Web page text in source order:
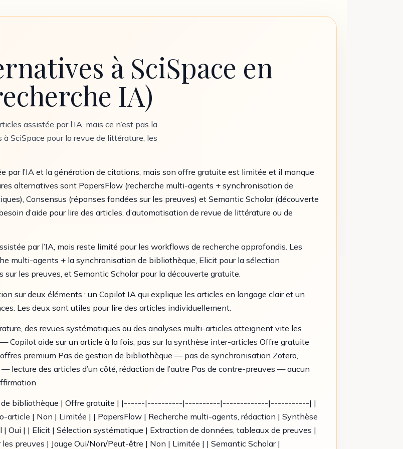
à SciSpace en
IA)
assistée par l’IA, mais ce n’est pas la
SciSpace pour la revue de littérature, les
par l’IA et la génération de citations, mais son offre gratuite est limitée et il manque
alternatives sont PapersFlow (recherche multi-agents + synchronisation de
Consensus (réponses fondées sur les preuves) et Semantic Scholar (découverte
d’aide pour lire des articles, d’automatisation de revue de littérature ou de
par l’IA, mais reste limité pour les workflows de recherche approfondis. Les
multi-agents + la synchronisation de bibliothèque, Elicit pour la sélection
les preuves, et Semantic Scholar pour la découverte gratuite.
sur deux éléments : un Copilot IA qui explique les articles en langage clair et un
Les deux sont utiles pour lire des articles individuellement.
des revues systématiques ou des analyses multi-articles atteignent vite les
Copilot aide sur un article à la fois, pas sur la synthèse inter-articles Offre gratuite
premium Pas de gestion de bibliothèque — pas de synchronisation Zotero,
lecture des articles d’un côté, rédaction de l’autre Pas de contre-preuves — aucun
de bibliothèque | Offre gratuite | |------|----------|----------|-------------|-----------| |
article | Non | Limitée | | PapersFlow | Recherche multi-agents, rédaction | Synthèse
Oui | | Elicit | Sélection systématique | Extraction de données, tableaux de preuves |
preuves | Jauge Oui/Non/Peut-être | Non | Limitée | | Semantic Scholar |